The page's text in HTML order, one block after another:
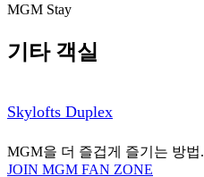
MGM Stay
기타 객실
Skylofts Duplex
MGM을 더 즐겁게 즐기는 방법.
JOIN MGM FAN ZONE